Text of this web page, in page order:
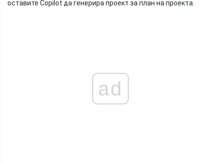
оставите Copilot да генерира проект за план на проекта.
ad